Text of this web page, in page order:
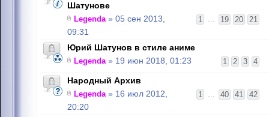
Шатунове
1 ... 19 20 21
Legenda» 05 сен 2013,
09:31
Юрий Шатунов в стиле аниме
1 2 3 4
Legenda» 19 июн 2018, 01:23
Народный Архив
1 ... 40 41 42
Legenda» 16 июл 2012,
20:20